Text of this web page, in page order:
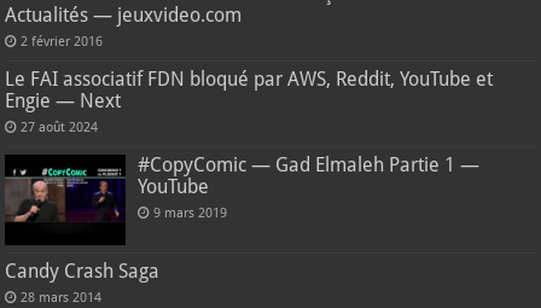
Actualités — jeuxvideo.com
2 février 2016
Le FAI associatif FDN bloqué par AWS, Reddit, YouTube et
Engie — Next
27 août 2024
#CopyComic — Gad Elmaleh Partie 1 —
YouTube
9 mars 2019
Candy Crash Saga
28 mars 2014